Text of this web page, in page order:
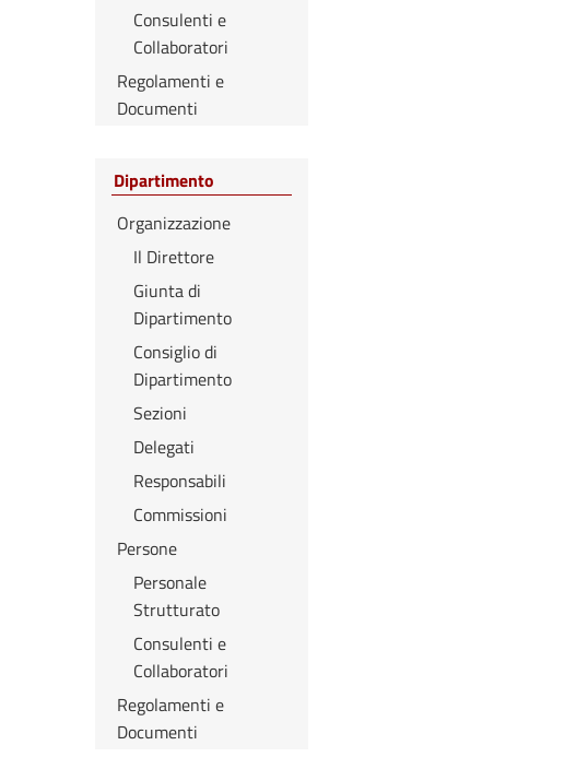
Consulenti e
Collaboratori
Regolamenti e
Documenti
Dipartimento
Organizzazione
Il Direttore
Giunta di
Dipartimento
Consiglio di
Dipartimento
Sezioni
Delegati
Responsabili
Commissioni
Persone
Personale
Strutturato
Consulenti e
Collaboratori
Regolamenti e
Documenti